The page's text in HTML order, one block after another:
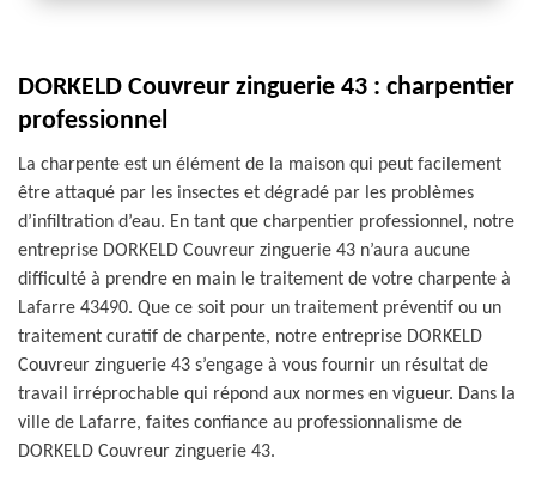
DORKELD Couvreur zinguerie 43 : charpentier
professionnel
La charpente est un élément de la maison qui peut facilement
être attaqué par les insectes et dégradé par les problèmes
d’infiltration d’eau. En tant que charpentier professionnel, notre
entreprise DORKELD Couvreur zinguerie 43 n’aura aucune
difficulté à prendre en main le traitement de votre charpente à
Lafarre 43490. Que ce soit pour un traitement préventif ou un
traitement curatif de charpente, notre entreprise DORKELD
Couvreur zinguerie 43 s’engage à vous fournir un résultat de
travail irréprochable qui répond aux normes en vigueur. Dans la
ville de Lafarre, faites confiance au professionnalisme de
DORKELD Couvreur zinguerie 43.